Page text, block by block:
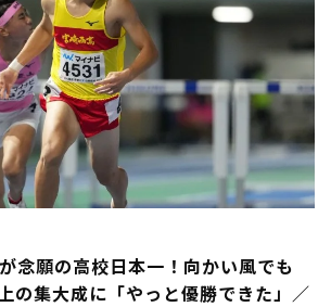
念願の高校日本一！向かい風でも
の集大成に「やっと優勝できた」／